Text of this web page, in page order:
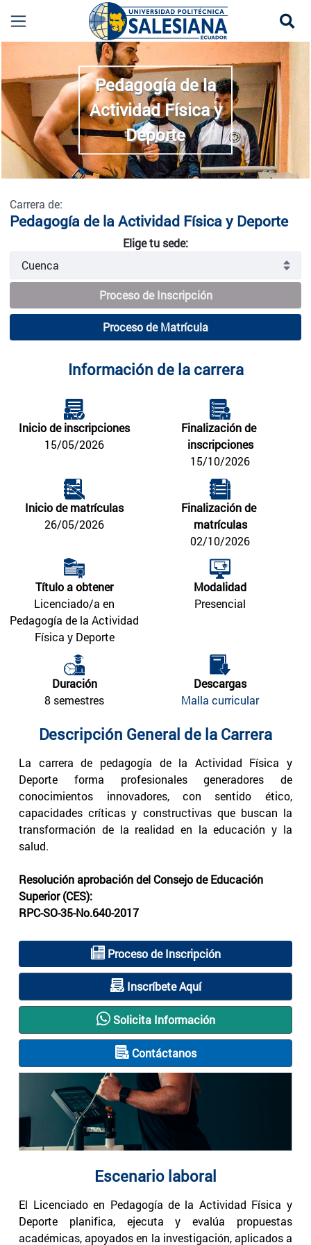
Pedagogía de la Actividad Física y Deporte -
more
Pedagogía de la
Actividad Física y
Deporte
Carrera de:
Pedagogía de la Actividad Física y Deporte
Elige tu sede:
Proceso de Inscripción
Proceso de Matrícula
Información de la carrera
Inicio de inscripciones
15/05/2026
Finalización de
inscripciones
15/10/2026
Inicio de matrículas
26/05/2026
Finalización de
matrículas
02/10/2026
Título a obtener
Licenciado/a en
Pedagogía de la Actividad
Física y Deporte
Modalidad
Presencial
Duración
8 semestres
Descargas
Malla curricular
Descripción General de la Carrera
La carrera de pedagogía de la Actividad Física y
Deporte forma profesionales generadores de
conocimientos innovadores, con sentido ético,
capacidades críticas y constructivas que buscan la
transformación de la realidad en la educación y la
salud.
Resolución aprobación del Consejo de Educación
Superior (CES):
RPC-SO-35-No.640-2017
Proceso de Inscripción
Inscríbete Aquí
Solicita Información
Contáctanos
Escenario laboral
El Licenciado en Pedagogía de la Actividad Física y
Deporte planifica, ejecuta y evalúa propuestas
académicas, apoyados en la investigación, aplicados a